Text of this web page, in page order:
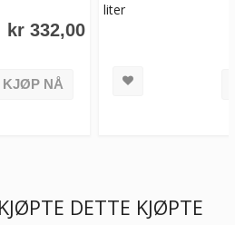
kr 332,00
KJØP NÅ
liter
DETTE KJØPTE